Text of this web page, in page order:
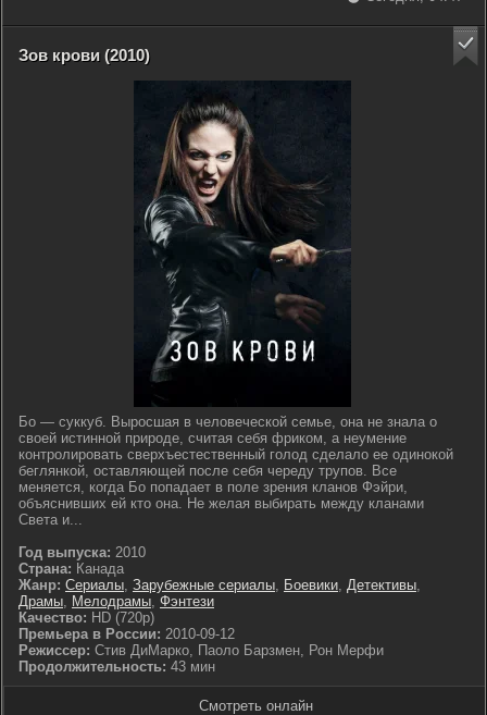
Зов крови (2010)
Бо — суккуб. Выросшая в человеческой семье, она не знала о
своей истинной природе, считая себя фриком, а неумение
контролировать сверхъестественный голод сделало ее одинокой
беглянкой, оставляющей после себя череду трупов. Все
меняется, когда Бо попадает в поле зрения кланов Фэйри,
объяснивших ей кто она. Не желая выбирать между кланами
Света и...
Год выпуска: 2010
Страна: Канада
Жанр: Сериалы, Зарубежные сериалы, Боевики, Детективы,
Драмы, Мелодрамы, Фэнтези
Качество: HD (720p)
Премьера в России: 2010-09-12
Режиссер: Стив ДиМарко, Паоло Барзмен, Рон Мерфи
Продолжительность: 43 мин
Смотреть онлайн